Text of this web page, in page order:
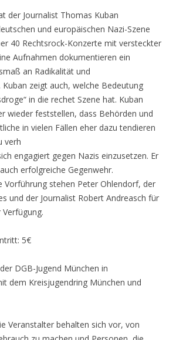
der Journalist Thomas Kuban
und europäischen Nazi-Szene
40 Rechtsrock-Konzerte mit versteckter
Aufnahmen dokumentieren ein
an Radikalität und
zeigt auch, welche Bedeutung
in die rechet Szene hat. Kuban
wieder feststellen, dass Behörden und
in vielen Fällen eher dazu tendieren
verh
engagiert gegen Nazis einzusetzen. Er
erfolgreiche Gegenwehr.
Vorführung stehen Peter Ohlendorf, der
und der Journalist Robert Andreasch für
5€
DGB-Jugend München in
dem Kreisjugendring München und
Veranstalter behalten sich vor, von